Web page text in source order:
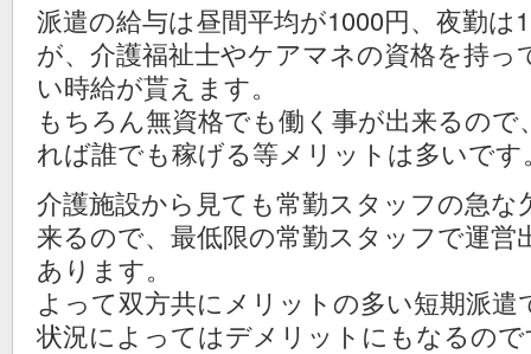
派遣の給与は昼間平均が1000円、夜勤は
が、介護福祉士やケアマネの資格を持っ
い時給が貰えます。
もちろん無資格でも働く事が出来るの
れば誰でも稼げる等メリットは多いです
介護施設から見ても常勤スタッフの急な
来るので、最低限の常勤スタッフで運営
あります。
よって双方共にメリットの多い短期派遣
状況によってはデメリットにもなるの